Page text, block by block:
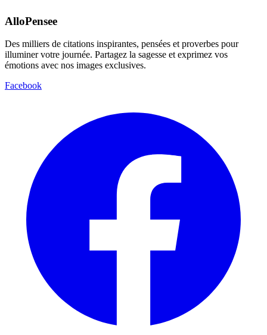
AlloPensee
Des milliers de citations inspirantes, pensées et proverbes pour
illuminer votre journée. Partagez la sagesse et exprimez vos
émotions avec nos images exclusives.
Facebook